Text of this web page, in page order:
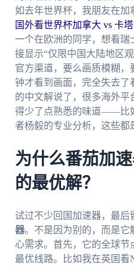
如去年世界杯，我朋友在加
国外看世界杯加拿大 vs 卡
一个在欧洲的同学，想看瑞
接显示“仅限中国大陆地区
官方渠道，要么画质模糊
钟才看到画面，完全失去
的中文解说了，很多海外
得少了点熟悉的味道——比
者杨毅的专业分析，这些都
为什么番茄加
的最优解？
试过不少回国加速器，最后
器。不是因为别的，而是它
心需求。首先，它的全球
最优线路。比如我在英国看